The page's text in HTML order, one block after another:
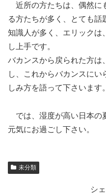
近所の方たちは、偶然に
る方たちが多く、とても話
知識人が多く、エリックは
し上手です。
バカンスから戻られた方は
し、これからバカンスに
しみ方を語って下さいます。
では、湿度が高い日本の
元気にお過ごし下さい。
未分類
シ